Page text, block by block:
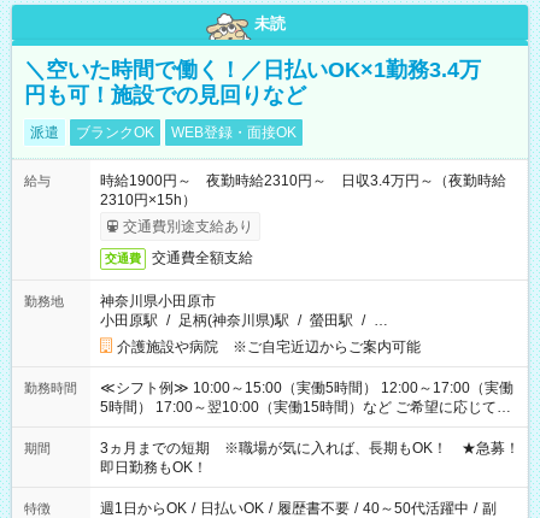
未読
＼空いた時間で働く！／日払いOK×1勤務3.4万
円も可！施設での見回りなど
派遣 ブランクOK WEB登録・面接OK
給与
時給1900円～ 夜勤時給2310円～ 日収3.4万円～（夜勤時給
2310円×15h）
交通費別途支給あり
交通費 交通費全額支給
勤務地
神奈川県小田原市
小田原駅 / 足柄(神奈川県)駅 / 螢田駅 / …
介護施設や病院 ※ご自宅近辺からご案内可能
勤務時間
≪シフト例≫ 10:00～15:00（実働5時間） 12:00～17:00（実働
5時間） 17:00～翌10:00（実働15時間）など ご希望に応じて、
働く時間は調整できます！ お気軽に担当へ相談ください！
期間
3ヵ月までの短期 ※職場が気に入れば、長期もOK！ ★急募！
即日勤務もOK！
特徴 週1日からOK / 日払いOK / 履歴書不要 / 40～50代活躍中 / 副